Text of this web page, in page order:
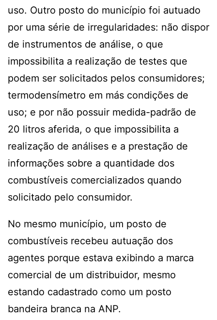
uso. Outro posto do município foi autuado
por uma série de irregularidades: não dispor
de instrumentos de análise, o que
impossibilita a realização de testes que
podem ser solicitados pelos consumidores;
termodensímetro em más condições de
uso; e por não possuir medida-padrão de
20 litros aferida, o que impossibilita a
realização de análises e a prestação de
informações sobre a quantidade dos
combustíveis comercializados quando
solicitado pelo consumidor.
No mesmo município, um posto de
combustíveis recebeu autuação dos
agentes porque estava exibindo a marca
comercial de um distribuidor, mesmo
estando cadastrado como um posto
bandeira branca na ANP.